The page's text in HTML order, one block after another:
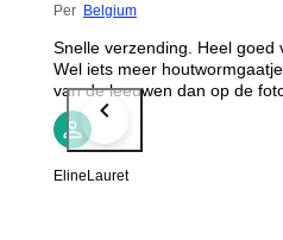
Per Belgium
Snelle verzending. Heel goed
Wel iets meer
van de leeuwen dan op de
begrijp dat dat behandeld is.
ElineLauret